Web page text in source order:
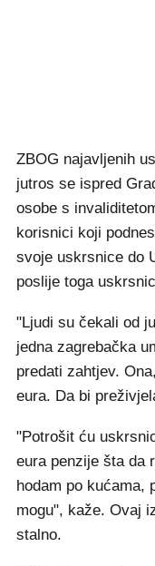
ZBOG najavljenih
jutros se ispred
osobe s
korisnici koji
svoje uskrsnice do
poslije toga
"Ljudi su čekali od
jedna zagrebačka
predati zahtjev.
eura. Da bi
"Potrošit ću
eura penzije šta da
hodam po kućama,
mogu", kaže. Ovaj
stalno.